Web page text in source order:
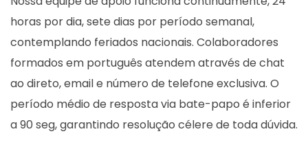
horas por dia, sete dias por período semanal,
contemplando feriados nacionais. Colaboradores
formados em português atendem através de chat
ao direto, email e número de telefone exclusiva. O
período médio de resposta via bate-papo é inferior
a 90 seg, garantindo resolução célere de toda dúvida.